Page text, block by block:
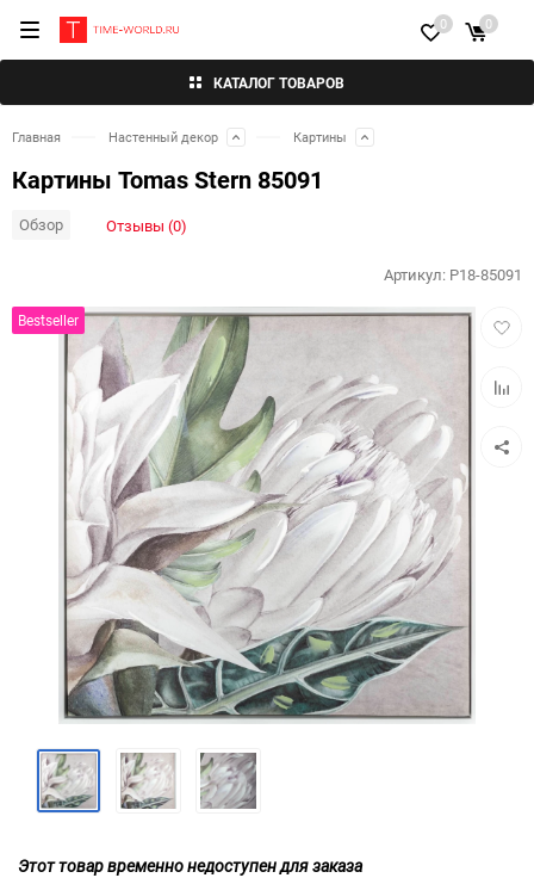
КАТАЛОГ ТОВАРОВ
0 0
Главная Настенный декор Картины
Картины Tomas Stern 85091
Обзор Отзывы (0)
Bestseller
Артикул: P18-85091
Этот товар временно недоступен для заказа